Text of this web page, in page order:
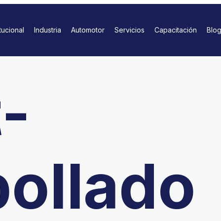
Industria Automotor Servicios Capacitación Blog